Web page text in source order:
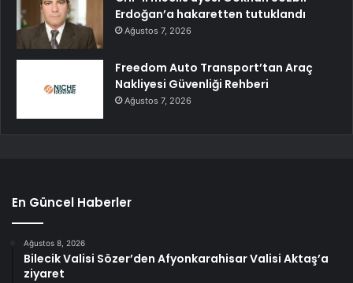
Erdoğan’a hakaretten tutuklandı
Ağustos 7, 2026
Freedom Auto Transport’tan Araç
Nakliyesi Güvenliği Rehberi
Ağustos 7, 2026
En Güncel Haberler
Ağustos 8, 2026
Bilecik Valisi Sözer’den Afyonkarahisar Valisi Aktaş’a
ziyaret